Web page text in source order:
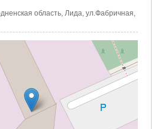
область, Лида, ул.Фабричная,